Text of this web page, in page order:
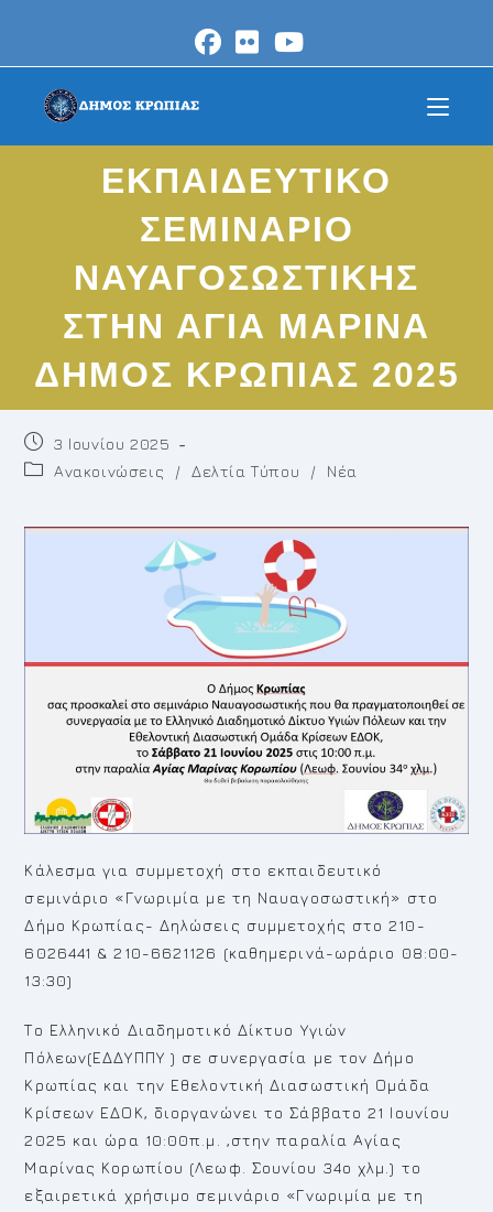
content
ΕΚΠAΙΔΕΥΤΙΚΟ
ΣΕΜΙΝΑΡΙΟ
ΝΑΥΑΓΟΣΩΣΤΙΚΗΣ
ΣΤΗΝ ΑΓΙΑ ΜΑΡΙΝΑ
ΔΗΜΟΣ ΚΡΩΠΙΑΣ 2025
Post
published:
3 Ιουνίου 2025
PostΑνακοινώσεις / Δελτία Τύπου / Νέα
Κάλεσμα για συμμετοχή στο εκπαιδευτικό
σεμινάριο «Γνωριμία με τη Ναυαγοσωστική» στο
Δήμο Κρωπίας- Δηλώσεις συμμετοχής στο 210-
6026441 & 210-6621126 (καθημερινά-ωράριο 08:00-
13:30)
Το Ελληνικό Διαδημοτικό Δίκτυο Υγιών
Πόλεων(ΕΔΔΥΠΠΥ ) σε συνεργασία με τον Δήμο
Κρωπίας και την Εθελοντική Διασωστική Ομάδα
Κρίσεων ΕΔΟΚ, διοργανώνει το Σάββατο 21 Ιουνίου
2025 και ώρα 10:00π.μ. ,στην παραλία Αγίας
Μαρίνας Κορωπίου (Λεωφ. Σουνίου 34ο χλμ.) το
εξαιρετικά χρήσιμο σεμινάριο «Γνωριμία με τη